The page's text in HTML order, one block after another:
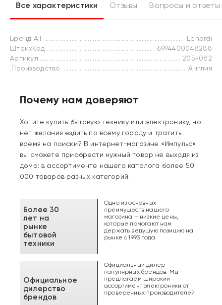
Все характеристики Отзывы Вопросы и ответы
Бренд All
Lenardi
ШтрихКод
6994400048288
Артикул
205-082
.Производство
Англия
Почему нам доверяют
Хотите купить бытовую технику или электронику, но
нет желания ездить по всему городу и тратить
время на поиски? В интернет-магазине «Импульс»
вы сможете приобрести нужный товар не выходя из
дома: в ассортименте нашего каталога более 50
000 товаров разных категорий.
Более 30
лет на
рынке
бытовой
техники
Одно из основных
преимуществ нашего
магазина – низкие цены,
которые помогают нам
держать ведущую позицию на
рынке с 1993 года.
Официальное
дилерство
брендов
Официальный дилер
популярных брендов. Мы
предлагаем широкий
ассортимент электроники от
проверенных производителей.